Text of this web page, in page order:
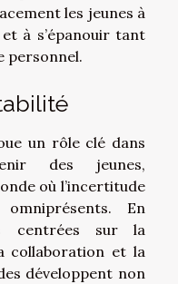
les jeunes à
à s’épanouir tant
personnel.
un rôle clé dans
des jeunes,
où l’incertitude
En
centrées sur la
collaboration et la
développent non